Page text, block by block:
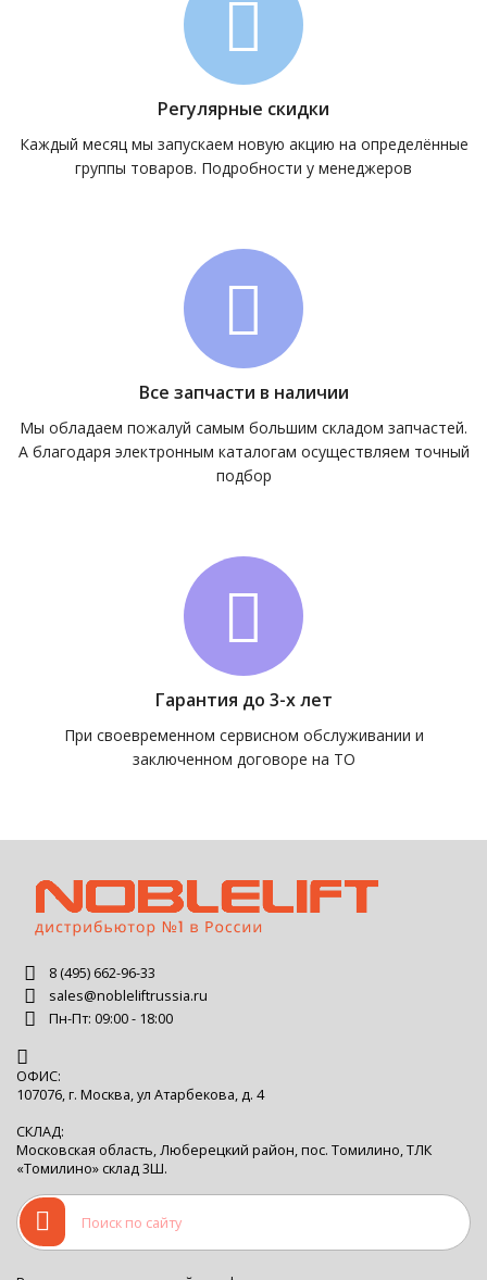
Регулярные скидки
Каждый месяц мы запускаем новую акцию на определённые
группы товаров. Подробности у менеджеров
Все запчасти в наличии
Мы обладаем пожалуй самым большим складом запчастей.
А благодаря электронным каталогам осуществляем точный
подбор
Гарантия до 3-х лет
При своевременном сервисном обслуживании и
заключенном договоре на ТО
8 (495) 662-96-33
sales@nobleliftrussia.ru
Пн-Пт: 09:00 - 18:00
ОФИС:
107076, г. Москва, ул Атарбекова, д. 4
СКЛАД:
Московская область, Люберецкий район, пос. Томилино, ТЛК
«Томилино» склад 3Ш.